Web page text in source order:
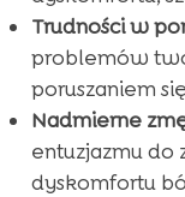
Trudności w
problemów
poruszaniem
Nadmierne
entuzjazmu do
dyskomfortu